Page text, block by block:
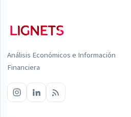
Análisis Económicos e Información
Financiera